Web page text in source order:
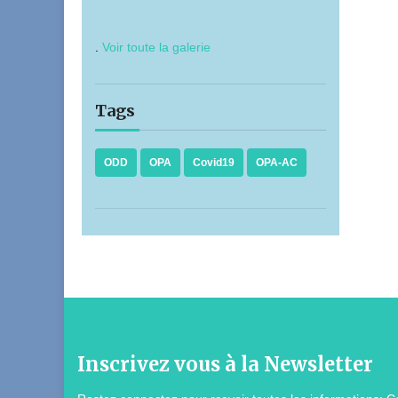
Voir toute la galerie
Tags
ODD OPA Covid19 OPA-AC
Inscrivez vous à la Newsletter